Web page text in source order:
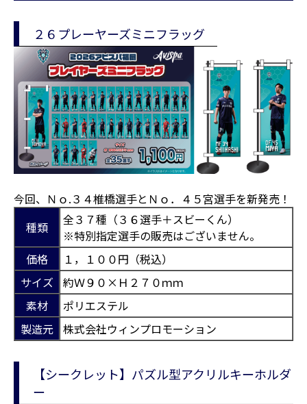
２６プレーヤーズミニフラッグ
今回、Ｎｏ.３４椎橋選手とＮｏ．４５宮選手を新発売！
種類
全３７種（３６選手＋スビーくん）
※特別指定選手の販売はございません。
価格
１，１００円（税込）
サイズ
約Ｗ９０×Ｈ２７０ｍｍ
素材
ポリエステル
製造元 株式会社ウィンプロモーション
【シークレット】パズル型アクリルキーホルダ
ー